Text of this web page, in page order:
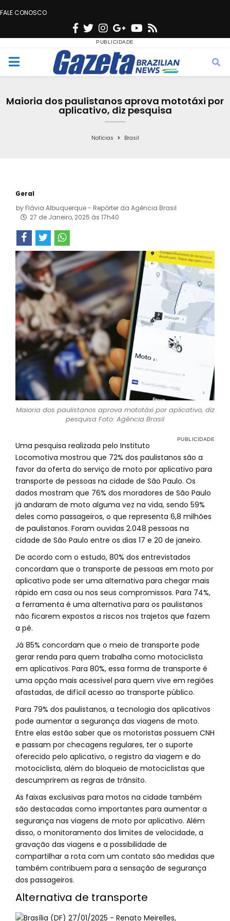
FALE CONOSCO
F
c
e
o
T
w
i
t
e
n
s
t
g
r
a
G
o
o
g
e
Y
u
t
b
s
M
Maioria dos paulistanos aprova mototáxi por
aplicativo, diz pesquisa
Notícias Brasil
Geral
by Flávia Albuquerque - Repórter da Agência Brasil
27 de Janeiro, 2025 às 17h40
Maioria dos paulistanos aprova mototáxi por aplicativo, diz
pesquisa Foto: Agência Brasil
Uma pesquisa realizada pelo Instituto
Locomotiva mostrou que 72% dos paulistanos são a
favor da oferta do serviço de moto por aplicativo para
transporte de pessoas na cidade de São Paulo. Os
dados mostram que 76% dos moradores de São Paulo
já andaram de moto alguma vez na vida, sendo 59%
deles como passageiros, o que representa 6,8 milhões
de paulistanos. Foram ouvidas 2.048 pessoas na
cidade de São Paulo entre os dias 17 e 20 de janeiro.
De acordo com o estudo, 80% dos entrevistados
concordam que o transporte de pessoas em moto por
aplicativo pode ser uma alternativa para chegar mais
rápido em casa ou nos seus compromissos. Para 74%,
a ferramenta é uma alternativa para os paulistanos
não ficarem expostos a riscos nos trajetos que fazem
a pé.
Já 85% concordam que o meio de transporte pode
gerar renda para quem trabalha como motociclista
em aplicativos. Para 80%, essa forma de transporte é
uma opção mais acessível para quem vive em regiões
afastadas, de difícil acesso ao transporte público.
Para 79% dos paulistanos, a tecnologia dos aplicativos
pode aumentar a segurança das viagens de moto.
Entre elas estão saber que os motoristas possuem CNH
e passam por checagens regulares, ter o suporte
oferecido pelo aplicativo, o registro da viagem e do
motociclista, além do bloqueio de motociclistas que
descumprirem as regras de trânsito.
As faixas exclusivas para motos na cidade também
são destacadas como importantes para aumentar a
segurança nas viagens de moto por aplicativo. Além
disso, o monitoramento dos limites de velocidade, a
gravação das viagens e a possibilidade de
compartilhar a rota com um contato são medidas que
também contribuem para a sensação de segurança
dos passageiros.
Alternativa de transporte